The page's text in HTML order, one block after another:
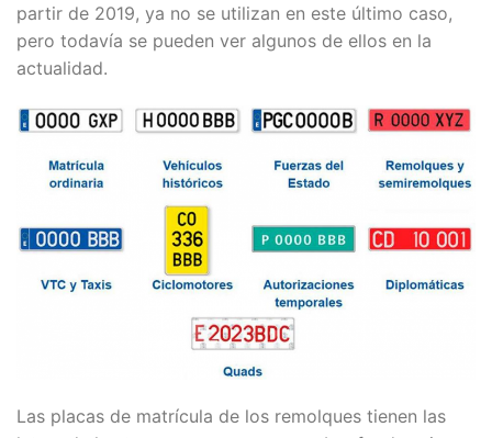
partir de 2019, ya no se utilizan en este último caso,
pero todavía se pueden ver algunos de ellos en la
actualidad.
Las placas de matrícula de los remolques tienen las